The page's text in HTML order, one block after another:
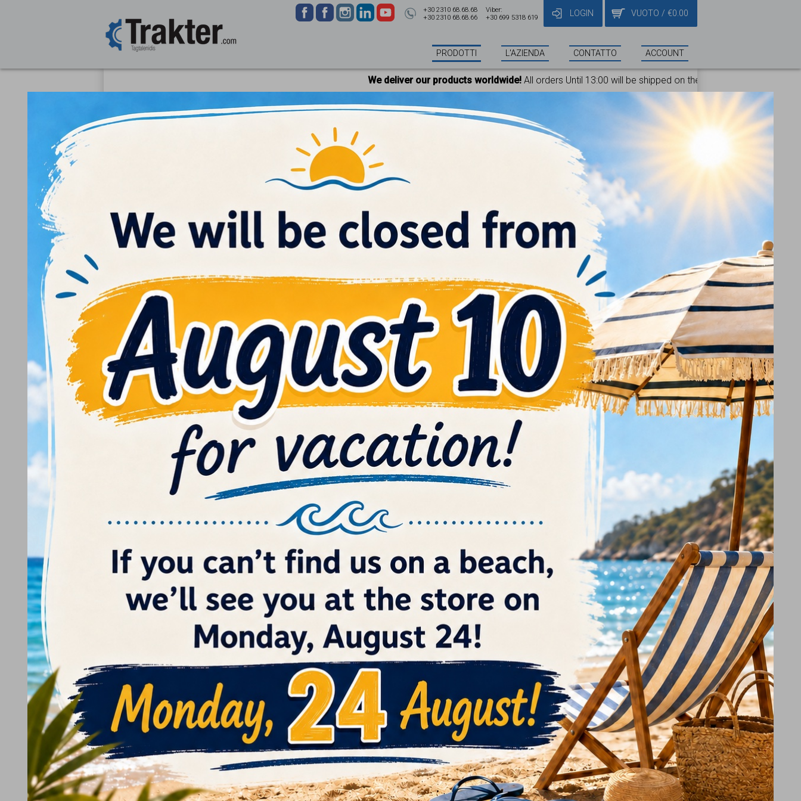
+30 2310 68.68.68
+30 2310 68.68.66
Viber:
+30 699 5318 619
LOGIN VUOTO / €0.00
PRODOTTI L'AZIENDA CONTATTO ACCOUNT
We deliver our products worldwide!All orders Until 13:00 will be shipped on the same day!
CUSCINETTO ALBERO CAMBIO 4X4 ORIGINAL KUBOTA 08822-22611
08822-22613
Clicca sulle immagini per ingrandirle
CUSCINETTO ALBERO CAMBIO 4X4 ORIGINAL KUBOTA
TRATTORE KUBOTA
Questa è una parte Kubota, genuina, nuova di zecc
L'utilizzo di parti originali Kubota è il modo migliore per mantenere la
qualità e il valore della vostra attrezzatura.
Queste parti di ricambio Kubota sono progettate per soddisfare le
specifiche originali della vostra macchina.
part#: 08822-22613Original Kubota Part
part#: 08822-22611Original Kubota Part
Faccia una domanda su questo prodotto!
L'AZIENDA
CONTATTO
RIMBORSI-RICAMBI
POLITICA SULLA RISERVATEZZA
Telephone
+30 2310 68.68.68
Viber
+30 699 5318 619
Font size
A A A
Change language